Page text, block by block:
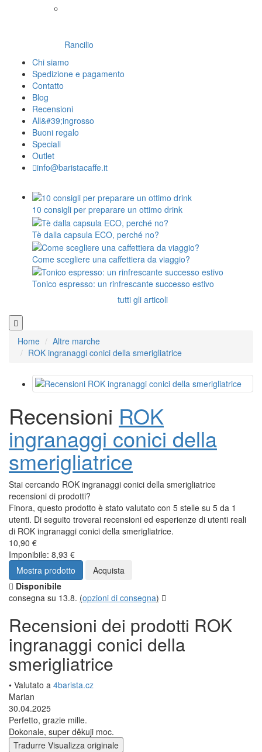
Rancilio
Chi siamo
Spedizione e pagamento
Contatto
Blog
Recensioni
All&#39;ingrosso
Buoni regalo
Speciali
Outlet
info@baristacaffe.it
10 consigli per preparare un ottimo drink
Tè dalla capsula ECO, perché no?
Come scegliere una caffettiera da viaggio?
Tonico espresso: un rinfrescante successo estivo
tutti gli articoli
Home
Altre marche
ROK ingranaggi conici della smerigliatrice
Recensioni ROK
ingranaggi conici della
smerigliatrice
Stai cercando ROK ingranaggi conici della smerigliatrice
recensioni di prodotti?
Finora, questo prodotto è stato valutato con 5 stelle su 5 da 1
utenti. Di seguito troverai recensioni ed esperienze di utenti reali
di ROK ingranaggi conici della smerigliatrice.
10,90 €
Imponibile: 8,93 €
Mostra prodotto
Acquista
Disponibile
consegna su 13.8. (opzioni di consegna)
Recensioni dei prodotti ROK
ingranaggi conici della
smerigliatrice
• Valutato a 4barista.cz
Marian
30.04.2025
Perfetto, grazie mille.
Dokonale, super děkuji moc.
Tradurre Visualizza originale